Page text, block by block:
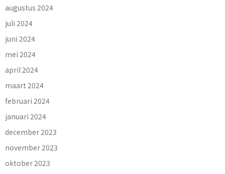
augustus 2024
juli 2024
juni 2024
mei 2024
april 2024
maart 2024
februari 2024
januari 2024
december 2023
november 2023
oktober 2023